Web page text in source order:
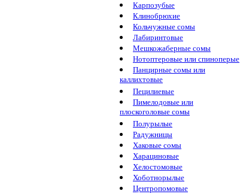
Карпозубые
Клинобрюхие
Кольчужные сомы
Лабиринтовые
Мешкожаберные сомы
Нотоптеровые или спиноперые
Панцирные сомы или
каллихтовые
Пецилиевые
Пимелодовые или
плоскоголовые сомы
Полурылые
Радужницы
Хаковые сомы
Харациновые
Хелостомовые
Хоботнорылые
Центропомовые